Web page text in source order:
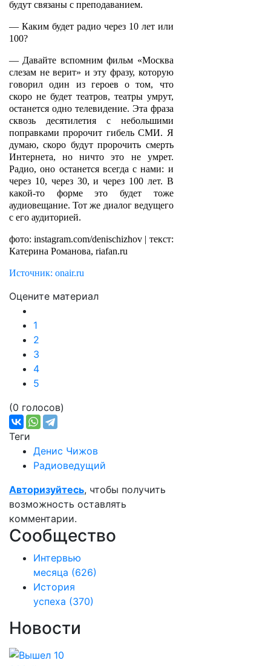
будут связаны с преподаванием.
— Каким будет радио через 10 лет или
100?
— Давайте вспомним фильм «Москва
слезам не верит» и эту фразу, которую
говорил один из героев о том, что
скоро не будет театров, театры умрут,
останется одно телевидение. Эта фраза
сквозь десятилетия с небольшими
поправками пророчит гибель СМИ. Я
думаю, скоро будут пророчить смерть
Интернета, но ничто это не умрет.
Радио, оно останется всегда с нами: и
через 10, через 30, и через 100 лет. В
какой-то форме это будет тоже
аудиовещание. Тот же диалог ведущего
с его аудиторией.
фото: instagram.com/denischizhov | текст:
Катерина Романова, riafan.ru
Источник: onair.ru
Оцените материал
1
2
3
4
5
(0 голосов)
Теги
Денис Чижов
Радиоведущий
Авторизуйтесь, чтобы получить
возможность оставлять
комментарии.
Сообщество
Интервью
месяца (626)
История
успеха (370)
Новости